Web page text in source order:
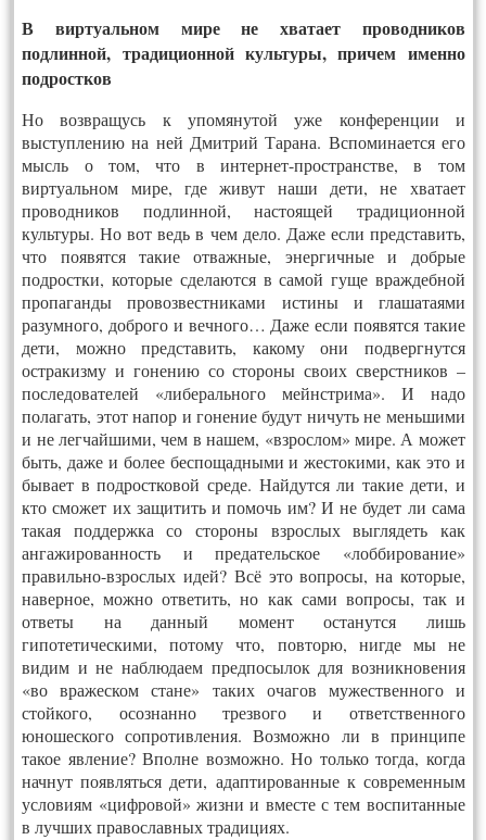
В виртуальном мире не хватает проводников
подлинной, традиционной культуры, причем именно
подростков
Но возвращусь к упомянутой уже конференции и
выступлению на ней Дмитрий Тарана. Вспоминается его
мысль о том, что в интернет-пространстве, в том
виртуальном мире, где живут наши дети, не хватает
проводников подлинной, настоящей традиционной
культуры. Но вот ведь в чем дело. Даже если представить,
что появятся такие отважные, энергичные и добрые
подростки, которые сделаются в самой гуще враждебной
пропаганды провозвестниками истины и глашатаями
разумного, доброго и вечного… Даже если появятся такие
дети, можно представить, какому они подвергнутся
остракизму и гонению со стороны своих сверстников –
последователей «либерального мейнстрима». И надо
полагать, этот напор и гонение будут ничуть не меньшими
и не легчайшими, чем в нашем, «взрослом» мире. А может
быть, даже и более беспощадными и жестокими, как это и
бывает в подростковой среде. Найдутся ли такие дети, и
кто сможет их защитить и помочь им? И не будет ли сама
такая поддержка со стороны взрослых выглядеть как
ангажированность и предательское «лоббирование»
правильно-взрослых идей? Всё это вопросы, на которые,
наверное, можно ответить, но как сами вопросы, так и
ответы на данный момент останутся лишь
гипотетическими, потому что, повторю, нигде мы не
видим и не наблюдаем предпосылок для возникновения
«во вражеском стане» таких очагов мужественного и
стойкого, осознанно трезвого и ответственного
юношеского сопротивления. Возможно ли в принципе
такое явление? Вполне возможно. Но только тогда, когда
начнут появляться дети, адаптированные к современным
условиям «цифровой» жизни и вместе с тем воспитанные
в лучших православных традициях.